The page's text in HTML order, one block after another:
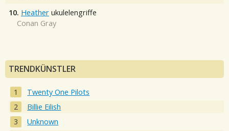
10. Heather ukulelengriffe
Conan Gray
TRENDKÜNSTLER
Twenty One Pilots
Billie Eilish
Unknown